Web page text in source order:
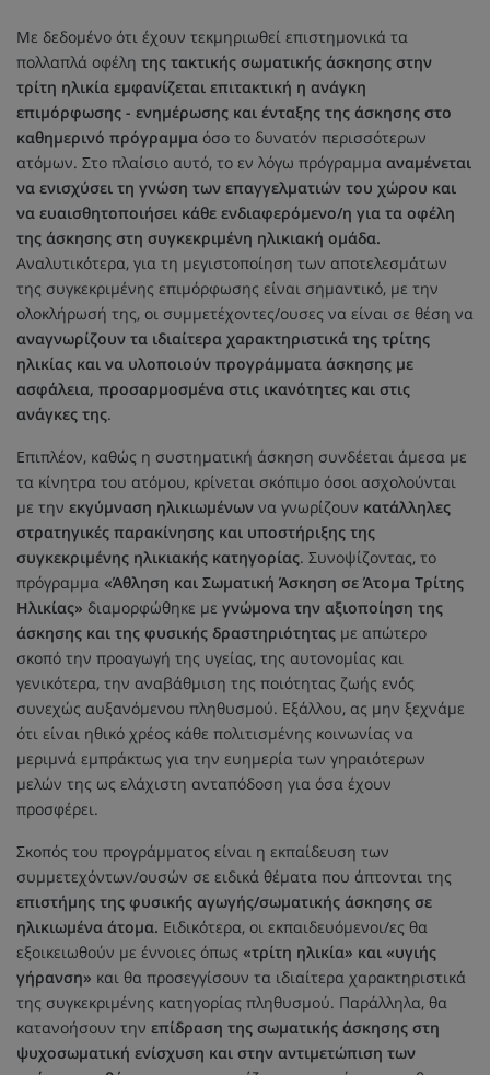
Με δεδομένο ότι έχουν τεκμηριωθεί επιστημονικά τα
πολλαπλά οφέλη της τακτικής σωματικής άσκησης στην
τρίτη ηλικία εμφανίζεται επιτακτική η ανάγκη
επιμόρφωσης - ενημέρωσης και ένταξης της άσκησης στο
καθημερινό πρόγραμμα όσο το δυνατόν περισσότερων
ατόμων. Στο πλαίσιο αυτό, το εν λόγω πρόγραμμα αναμένεται
να ενισχύσει τη γνώση των επαγγελματιών του χώρου και
να ευαισθητοποιήσει κάθε ενδιαφερόμενο/η για τα οφέλη
της άσκησης στη συγκεκριμένη ηλικιακή ομάδα.
Αναλυτικότερα, για τη μεγιστοποίηση των αποτελεσμάτων
της συγκεκριμένης επιμόρφωσης είναι σημαντικό, με την
ολοκλήρωσή της, οι συμμετέχοντες/ουσες να είναι σε θέση να
αναγνωρίζουν τα ιδιαίτερα χαρακτηριστικά της τρίτης
ηλικίας και να υλοποιούν προγράμματα άσκησης με
ασφάλεια, προσαρμοσμένα στις ικανότητες και στις
ανάγκες της.
Επιπλέον, καθώς η συστηματική άσκηση συνδέεται άμεσα με
τα κίνητρα του ατόμου, κρίνεται σκόπιμο όσοι ασχολούνται
με την εκγύμναση ηλικιωμένων να γνωρίζουν κατάλληλες
στρατηγικές παρακίνησης και υποστήριξης της
συγκεκριμένης ηλικιακής κατηγορίας. Συνοψίζοντας, το
πρόγραμμα «Άθληση και Σωματική Άσκηση σε Άτομα Τρίτης
Ηλικίας» διαμορφώθηκε με γνώμονα την αξιοποίηση της
άσκησης και της φυσικής δραστηριότητας με απώτερο
σκοπό την προαγωγή της υγείας, της αυτονομίας και
γενικότερα, την αναβάθμιση της ποιότητας ζωής ενός
συνεχώς αυξανόμενου πληθυσμού. Εξάλλου, ας μην ξεχνάμε
ότι είναι ηθικό χρέος κάθε πολιτισμένης κοινωνίας να
μεριμνά εμπράκτως για την ευημερία των γηραιότερων
μελών της ως ελάχιστη ανταπόδοση για όσα έχουν
προσφέρει.
Σκοπός του προγράμματος είναι η εκπαίδευση των
συμμετεχόντων/ουσών σε ειδικά θέματα που άπτονται της
επιστήμης της φυσικής αγωγής/σωματικής άσκησης σε
ηλικιωμένα άτομα. Ειδικότερα, οι εκπαιδευόμενοι/ες θα
εξοικειωθούν με έννοιες όπως «τρίτη ηλικία» και «υγιής
γήρανση» και θα προσεγγίσουν τα ιδιαίτερα χαρακτηριστικά
της συγκεκριμένης κατηγορίας πληθυσμού. Παράλληλα, θα
κατανοήσουν την επίδραση της σωματικής άσκησης στη
ψυχοσωματική ενίσχυση και στην αντιμετώπιση των